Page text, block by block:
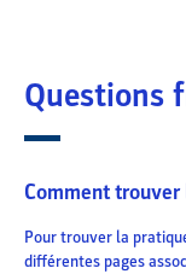
Questions
Comment
Pour trouver la
différentes pages